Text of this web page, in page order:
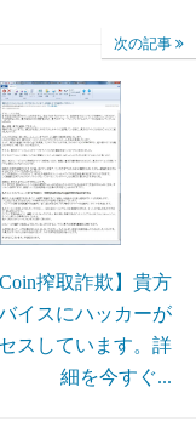
次の記事
搾取詐欺】貴方
イスにハッカーが
スしています。詳
細を今すぐ...